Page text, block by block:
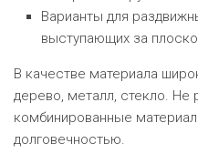
СОСЕДИ
ХИТ!
Варианты для
выступающих за
В качестве материала
дерево, металл, стекло. Не
комбинированные
долговечностью.